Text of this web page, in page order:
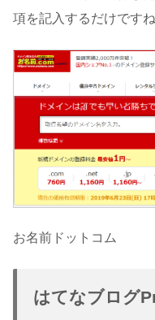
項を記入するだけですね
お名前ドットコム
はてなブログ